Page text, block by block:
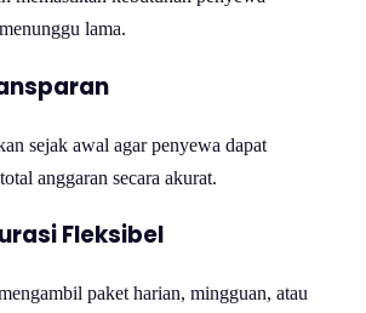
lama.
sejak awal agar penyewa dapat
anggaran secara akurat.
Fleksibel
paket harian, mingguan, atau